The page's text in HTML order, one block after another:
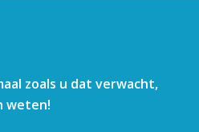
zoals u dat verwacht,
weten!